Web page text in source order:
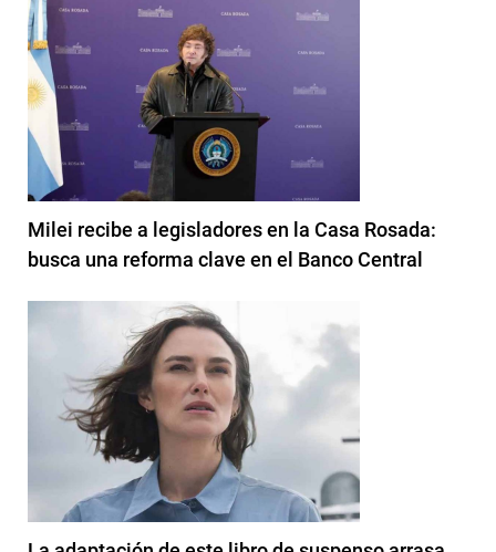
Milei recibe a legisladores en la Casa Rosada:
busca una reforma clave en el Banco Central